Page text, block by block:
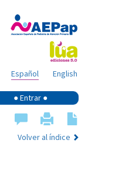
English
Español
● Entrar ●
Volver al índice